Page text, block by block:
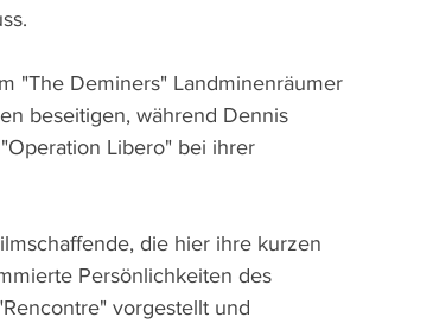
"The Deminers" Landminenräumer
beseitigen, während Dennis
Libero" bei ihrer
die hier ihre kurzen
Persönlichkeiten des
vorgestellt und